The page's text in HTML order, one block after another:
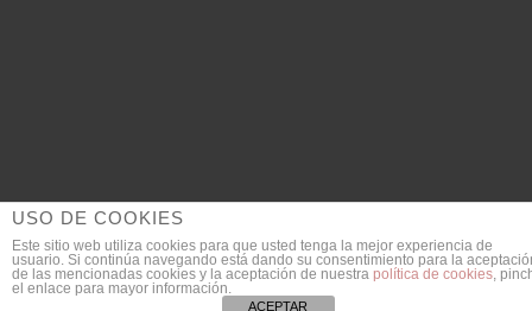
© 2018 DanieldeGarcia.com | Fotógrafo de Bodas
SEO Provided byJULIAN MACIAS
USO DE COOKIES
Este sitio web utiliza cookies para que usted tenga la mejor experiencia de
usuario. Si continúa navegando está dando su consentimiento para la
de las mencionadas cookies y la aceptación de nuestra política de cookies,
el enlace para mayor información.
ACEPTAR